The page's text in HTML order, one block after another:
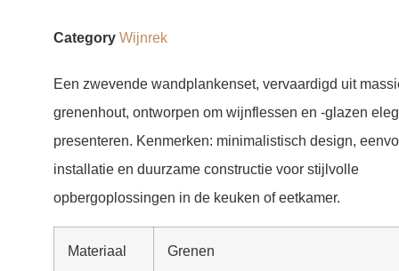
Category Wijnrek
Een zwevende wandplankenset, vervaardigd uit
grenenhout, ontworpen om wijnflessen en -glazen
presenteren. Kenmerken: minimalistisch design,
installatie en duurzame constructie voor stijlvolle
opbergoplossingen in de keuken of eetkamer.
Materiaal Grenen